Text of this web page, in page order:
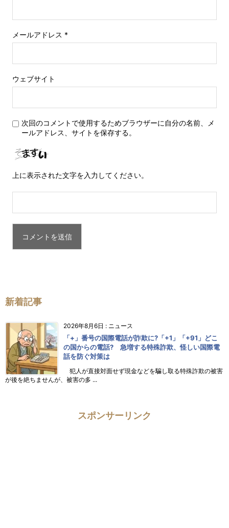
メールアドレス *
ウェブサイト
次回のコメントで使用するためブラウザーに自分の名前、メ
ールアドレス、サイトを保存する。
上に表示された文字を入力してください。
新着記事
2026年8月6日 : ニュース
「+」番号の国際電話が詐欺に?「+1」「+91」どこ
の国からの電話? 急増する特殊詐欺、怪しい国際電
話を防ぐ対策は
犯人が直接対面せず現金などを騙し取る特殊詐欺の被害
が後を絶ちませんが、被害の多 ...
スポンサーリンク